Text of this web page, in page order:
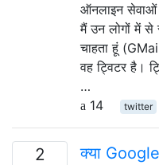
ऑनलाइन सेवाओं
मैं उन लोगों में से
चाहता हूं
वह ट्विटर है।
…
14
twitter
2
क्या Google